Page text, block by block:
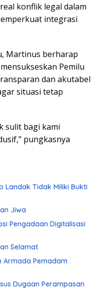
konflik legal dalam
integrasi
Martinus berharap
Pemilu
dan akutabel
situasi tetap
sulit bagi kami
pungkasnya
Landak Tidak Miliki Bukti
Jiwa
Pengadaan Digitalisasi
Selamat
Armada Pemadam
Dugaan Perampasan